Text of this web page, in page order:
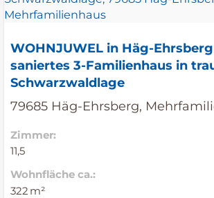
WOHNJUWEL in Häg-
saniertes 3-Familienhaus in
Schwarzwaldlage
79685 Häg-Ehrsberg,
Zimmer:
11,5
Wohnfläche ca.:
322 m²